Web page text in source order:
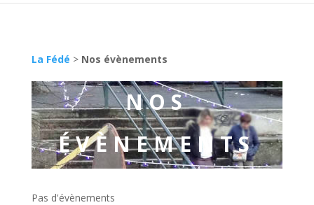
La Fédé > Nos évènements
NOS
ÉVÈNEMENTS
Pas d'évènements